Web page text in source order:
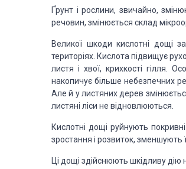
Ґрунт і рослини, звичайно,
речовин, змінюється склад
Великої шкоди кислотні дощі
територіях. Кислота підвищує
листя і хвої, крихкості гілля.
накопичує більше небезпечних
Але й у листяних дерев
листяні ліси не відновлюються.
Кислотні дощі руйнують
зростання і розвиток, зменшують
Ці дощі здійснюють шкідливу